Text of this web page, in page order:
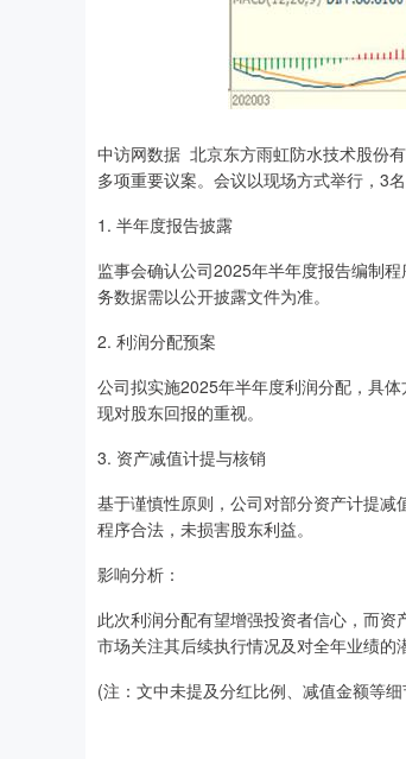
中访网数据 北京东方雨虹防水技术股份
多项重要议案。会议以现场方式举行，3
1. 半年度报告披露
监事会确认公司2025年半年度报告编制
务数据需以公开披露文件为准。
2. 利润分配预案
公司拟实施2025年半年度利润分配，具
现对股东回报的重视。
3. 资产减值计提与核销
基于谨慎性原则，公司对部分资产计提
程序合法，未损害股东利益。
影响分析：
此次利润分配有望增强投资者信心，而
市场关注其后续执行情况及对全年业绩的
(注：文中未提及分红比例、减值金额等